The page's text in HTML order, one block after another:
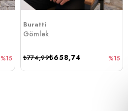
%15
Buratti
Gömlek
₺658,74
₺774,99 %15